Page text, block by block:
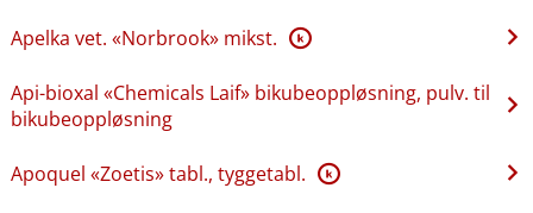
Apelka vet. «Norbrook» mikst. K
Api-bioxal «Chemicals Laif» bikubeoppløsning, pulv. til
bikubeoppløsning
Apoquel «Zoetis» tabl., tyggetabl. K